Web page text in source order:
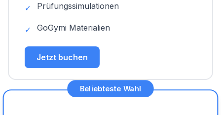
✓ Prüfungssimulationen
✓ GoGymi Materialien
Jetzt buchen
Beliebteste Wahl